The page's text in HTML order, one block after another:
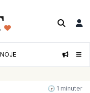
NÖJE
🕝 1 minuter